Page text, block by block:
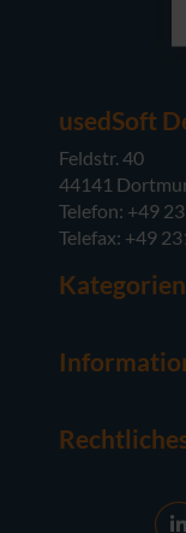
usedSoft
Feldstr. 40
44141
Telefon: +49
Telefax: +49
Kategorien
M365
Server-
Hardware
Über usedSoft
Wissenswertes